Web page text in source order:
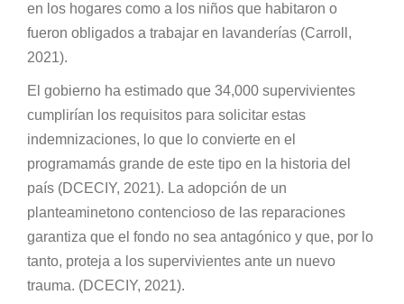
en los hogares como a los niños que habitaron o
fueron obligados a trabajar en lavanderías (Carroll,
2021).
El gobierno ha estimado que 34,000 supervivientes
cumplirían los requisitos para solicitar estas
indemnizaciones, lo que lo convierte en el
programamás grande de este tipo en la historia del
país (DCECIY, 2021). La adopción de un
planteaminetono contencioso de las reparaciones
garantiza que el fondo no sea antagónico y que, por lo
tanto, proteja a los supervivientes ante un nuevo
trauma. (DCECIY, 2021).